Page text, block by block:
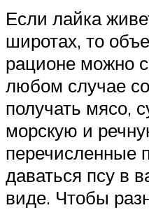
Если лайка
широтах, то
рационе можно
любом случае
получать мясо,
морскую и
перечисленные
даваться псу в
виде. Чтобы